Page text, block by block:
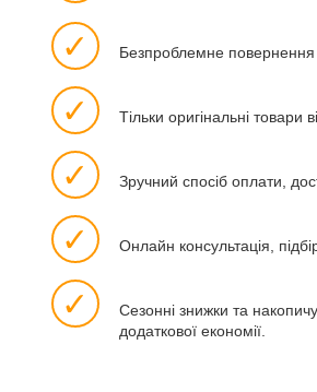
✓ Безпроблемне повернення
✓ Тільки оригінальні товари
✓ Зручний спосіб оплати,
✓ Онлайн консультація,
✓
Сезонні знижки та
додаткової економії.